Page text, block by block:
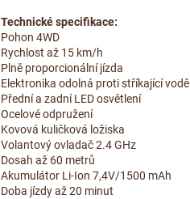
Technické specifikace:
Pohon 4WD
Rychlost až 15 km/h
Plně proporcionální jízda
Elektronika odolná proti stříkající vodě
Přední a zadní LED osvětlení
Ocelové odpružení
Kovová kuličková ložiska
Volantový ovladač 2.4 GHz
Dosah až 60 metrů
Akumulátor Li-Ion 7,4V/1500 mAh
Doba jízdy až 20 minut